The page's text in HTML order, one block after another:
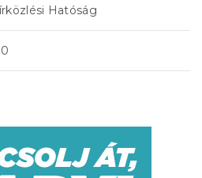
Hatóság